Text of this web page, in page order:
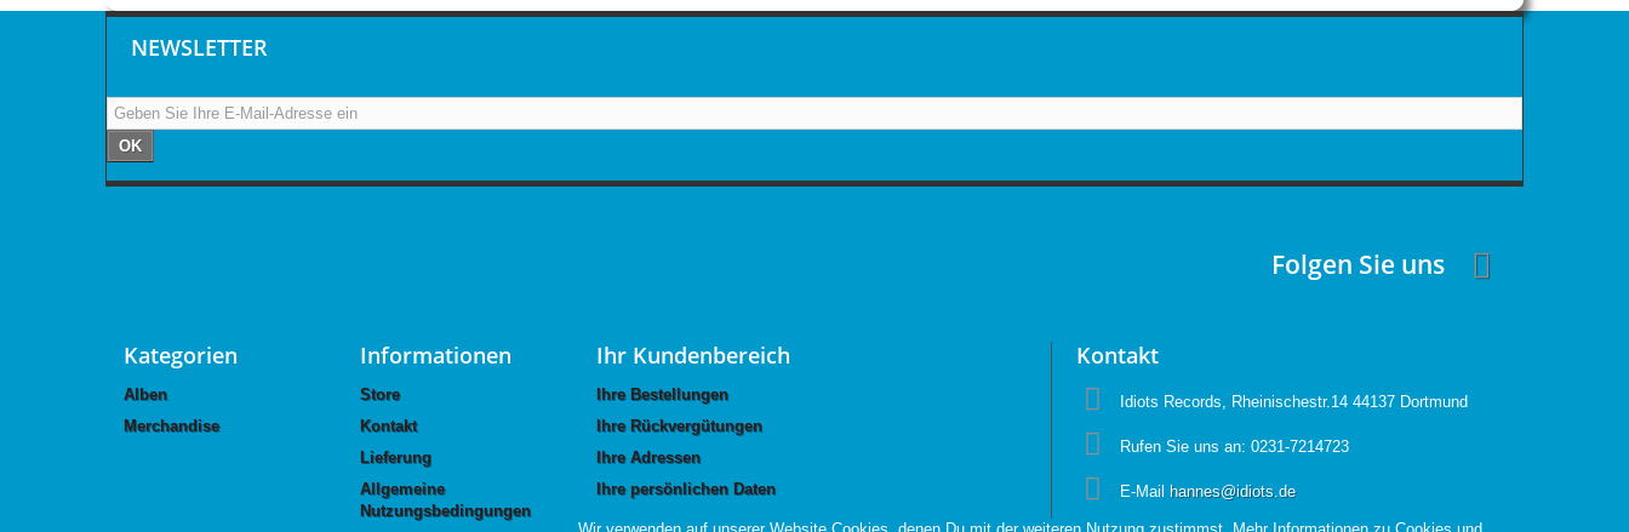
NEWSLETTER
OK
Folgen Sie uns
Kategorien
Alben
Merchandise
Informationen
Store
Kontakt
Lieferung
Allgemeine
Nutzungsbedingungen
Ihr Kundenbereich
Ihre Bestellungen
Ihre Rückvergütungen
Ihre Adressen
Ihre persönlichen Daten
Kontakt
Idiots Records, Rheinischestr.14 44137 Dortmund
Rufen Sie uns an: 0231-7214723
E-Mail hannes@idiots.de